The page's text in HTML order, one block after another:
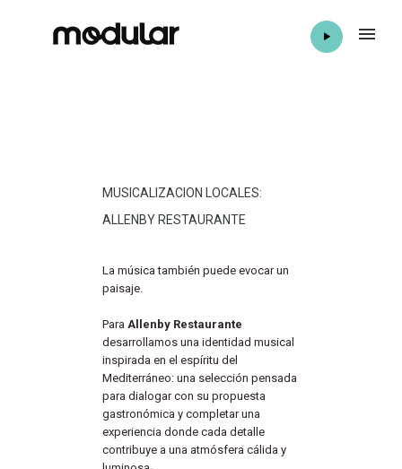
MUSICALIZACION LOCALES:
ALLENBY RESTAURANTE
La música también puede evocar un
paisaje.
Para Allenby Restaurante
desarrollamos una identidad musical
inspirada en el espíritu del
Mediterráneo: una selección pensada
para dialogar con su propuesta
gastronómica y completar una
experiencia donde cada detalle
contribuye a una atmósfera cálida y